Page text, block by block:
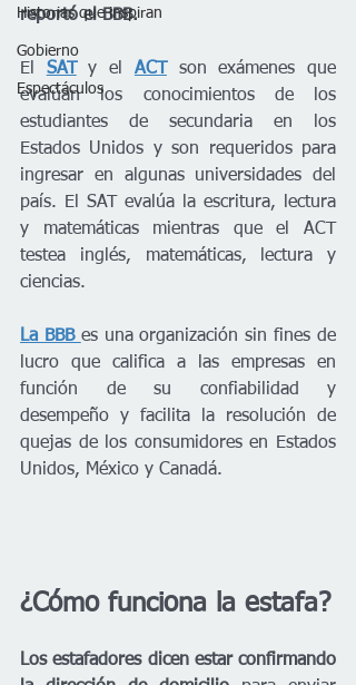
Historias que inspiran
Gobierno
Espectáculos
reportó el BBB.
El SAT y el ACT
son exámenes que
evalúan los conocimientos de los
estudiantes de secundaria en los
Estados Unidos y son requeridos para
ingresar en algunas universidades del
país. El SAT evalúa la escritura, lectura
y matemáticas mientras que el ACT
testea inglés, matemáticas, lectura y
ciencias.
La BBB es una organización sin fines de
lucro que califica a las empresas en
función de su confiabilidad y
desempeño y facilita la resolución de
quejas de los consumidores en Estados
Unidos, México y Canadá.
¿Cómo funciona la estafa?
Los estafadores dicen estar confirmando